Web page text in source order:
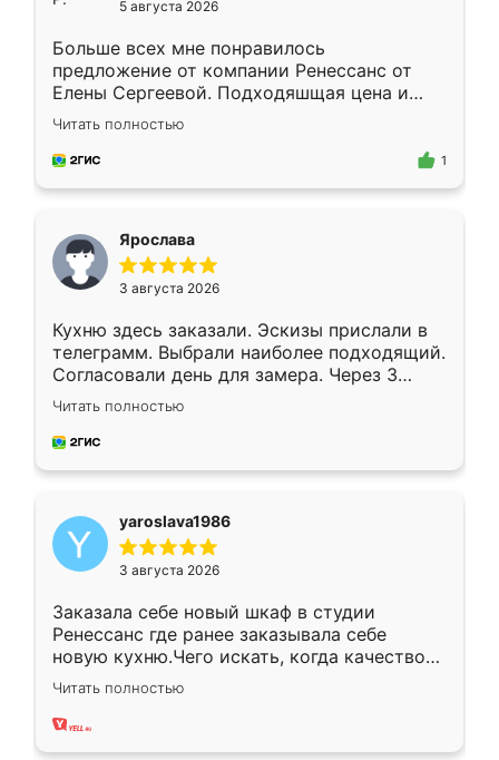
5 августа 2026
Больше всех мне понравилось
предложение от компании Ренессанс от
Елены Сергеевой. Подходяшщая цена и
короткие сроки изготовления. Приехавший
для замера сотрудник Владислав
предложил по моему эскизу самый
Читать полностью
1
Ярослава
3 августа 2026
Кухню здесь заказали. Эскизы прислали в
телеграмм. Выбрали наиболее подходящий.
Согласовали день для замера. Через 3
недели кухня была уже готова. Остались
довольны работой. Спасибо Ренессанс
мебель за качественную работу!
Читать полностью
yaroslava1986
3 августа 2026
Заказала себе новый шкаф в студии
Ренессанс где ранее заказывала себе
новую кухню.Чего искать, когда качеством
вполне довольна. Служит кухня уже почти
два года, нареканий нет.
Читать полностью